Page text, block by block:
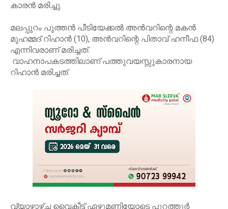
കാരൻ മരിച്ചു.
മലപ്പുറം പുത്തൻ പീടിയേക്കൽ അൻവറിന്റെ മകൻ
മുഹമ്മദ് റിഹാൻ (10), അൻവറിന്റെ പിതാവ് ഹനീഫ (84)
എന്നിവരാണ് മരിച്ചത്.
വാഹനാപകടത്തിലാണ് പത്തുവയസ്സുകാരനായ
റിഹാൻ മരിച്ചത്.
വ്യാഴാഴ്ച വൈകീട്ട് ഏഴുമണിയോടെ പുറത്തൂർ